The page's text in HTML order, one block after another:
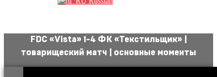
FDC «Vista» 1-4 ФК «Текстильщик» |
товарищеский матч | основные моменты